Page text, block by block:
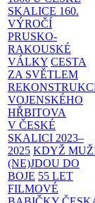
SKALICE 160.
VÝROČÍ
PRUSKO-
RAKOUSKÉ
VÁLKY CESTA
ZA SVĚTLEM
VOJENSKÉHO
HŘBITOVA
V ČESKÉ
SKALICI 2023–
2025 KDYŽ
(NE)JDOU DO
BOJE 55 LET
FILMOVÉ